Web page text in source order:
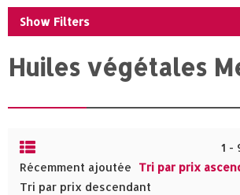
Show Filters
Huiles végétales
1 -
Récemment ajoutée
Tri par prix
Tri par prix descendant